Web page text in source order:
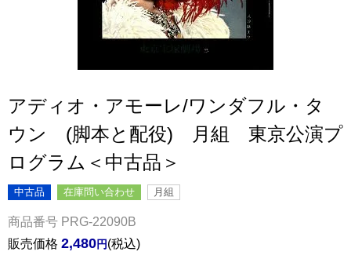
アディオ・アモーレ/ワンダフル・タ
ウン (脚本と配役) 月組 東京公演プ
ログラム＜中古品＞
中古品 在庫問い合わせ 月組
商品番号 PRG-22090B
販売価格 2,480 税込